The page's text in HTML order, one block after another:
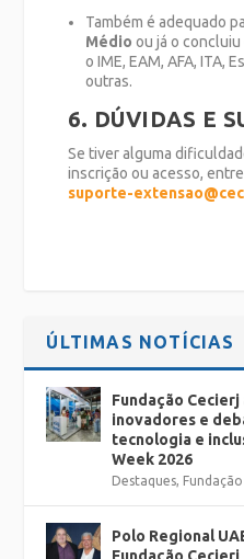
Também é adequado
Médio ou já o
o IME, EAM, AFA, ITA,
outras.
6. DÚVIDAS E
Se tiver alguma
inscrição ou acesso,
suporte-
ÚLTIMAS NOTÍCIAS
Fundação
inovadores e
tecnologia e
Week 2026
Destaques, Fundação
Polo Regional